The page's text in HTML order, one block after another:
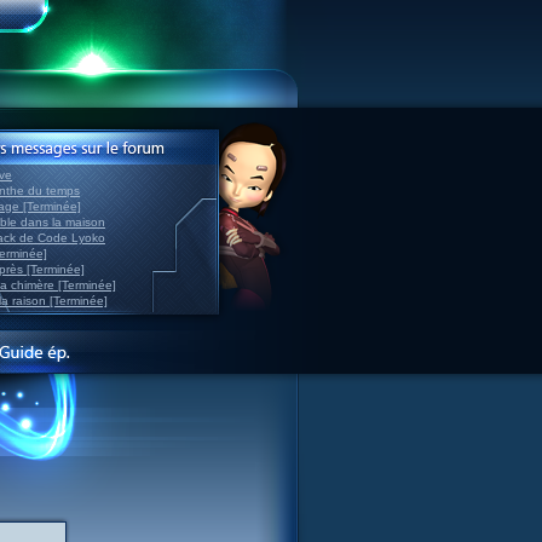
du temps
[Terminée]
dans la maison
de Code Lyoko
[Terminée]
chimère [Terminée]
raison [Terminée]